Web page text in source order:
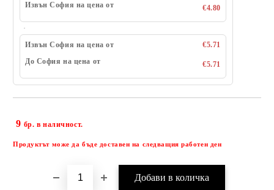
Извън София на цена от
€4.80
Извън София на цена от
€5.71
До София на цена от
€5.71
9 бр. в наличност.
Продуктът може да бъде доставен на следващия работен ден